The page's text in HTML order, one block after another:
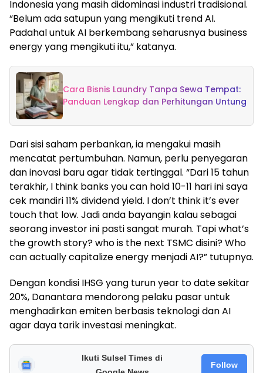
Indonesia yang masih didominasi industri tradisional.
“Belum ada satupun yang mengikuti trend AI.
Padahal untuk AI berkembang seharusnya business
energy yang mengikuti itu,” katanya.
Cara Bisnis Laundry Tanpa Sewa Tempat:
Panduan Lengkap dan Perhitungan Untung
Dari sisi saham perbankan, ia mengakui masih
mencatat pertumbuhan. Namun, perlu penyegaran
dan inovasi baru agar tidak tertinggal. “Dari 15 tahun
terakhir, I think banks you can hold 10-11 hari ini saya
cek mandiri 11% dividend yield. I don’t think it’s ever
touch that low. Jadi anda bayangin kalau sebagai
seorang investor ini pasti sangat murah. Tapi what’s
the growth story? who is the next TSMC disini? Who
can actually capitalize energy menjadi AI?” tutupnya.
Dengan kondisi IHSG yang turun year to date sekitar
20%, Danantara mendorong pelaku pasar untuk
menghadirkan emiten berbasis teknologi dan AI
agar daya tarik investasi meningkat.
Ikuti Sulsel Times di
Follow